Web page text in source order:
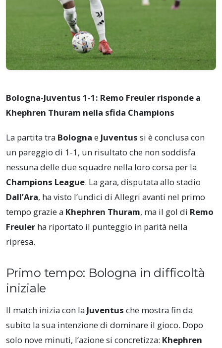
Bologna-Juventus 1-1: Remo Freuler risponde a
Khephren Thuram nella sfida Champions
La partita tra Bologna e Juventus si è conclusa con
un pareggio di 1-1, un risultato che non soddisfa
nessuna delle due squadre nella loro corsa per la
Champions League. La gara, disputata allo stadio
Dall’Ara, ha visto l’undici di Allegri avanti nel primo
tempo grazie a Khephren Thuram, ma il gol di Remo
Freuler ha riportato il punteggio in parità nella
ripresa.
Primo tempo: Bologna in difficoltà
iniziale
Il match inizia con la Juventus che mostra fin da
subito la sua intenzione di dominare il gioco. Dopo
solo nove minuti, l’azione si concretizza: Khephren